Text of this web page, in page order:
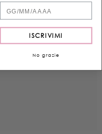
Quand'è il tuo compleanno?
ISCRIVIMI
No grazie